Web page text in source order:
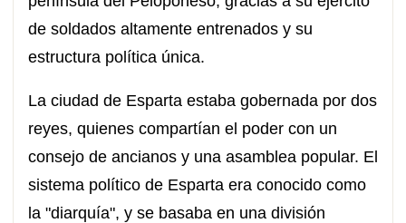
de soldados altamente entrenados y su
estructura política única.
La ciudad de Esparta estaba gobernada por dos
reyes, quienes compartían el poder con un
consejo de ancianos y una asamblea popular. El
sistema político de Esparta era conocido como
la "diarquía", y se basaba en una división